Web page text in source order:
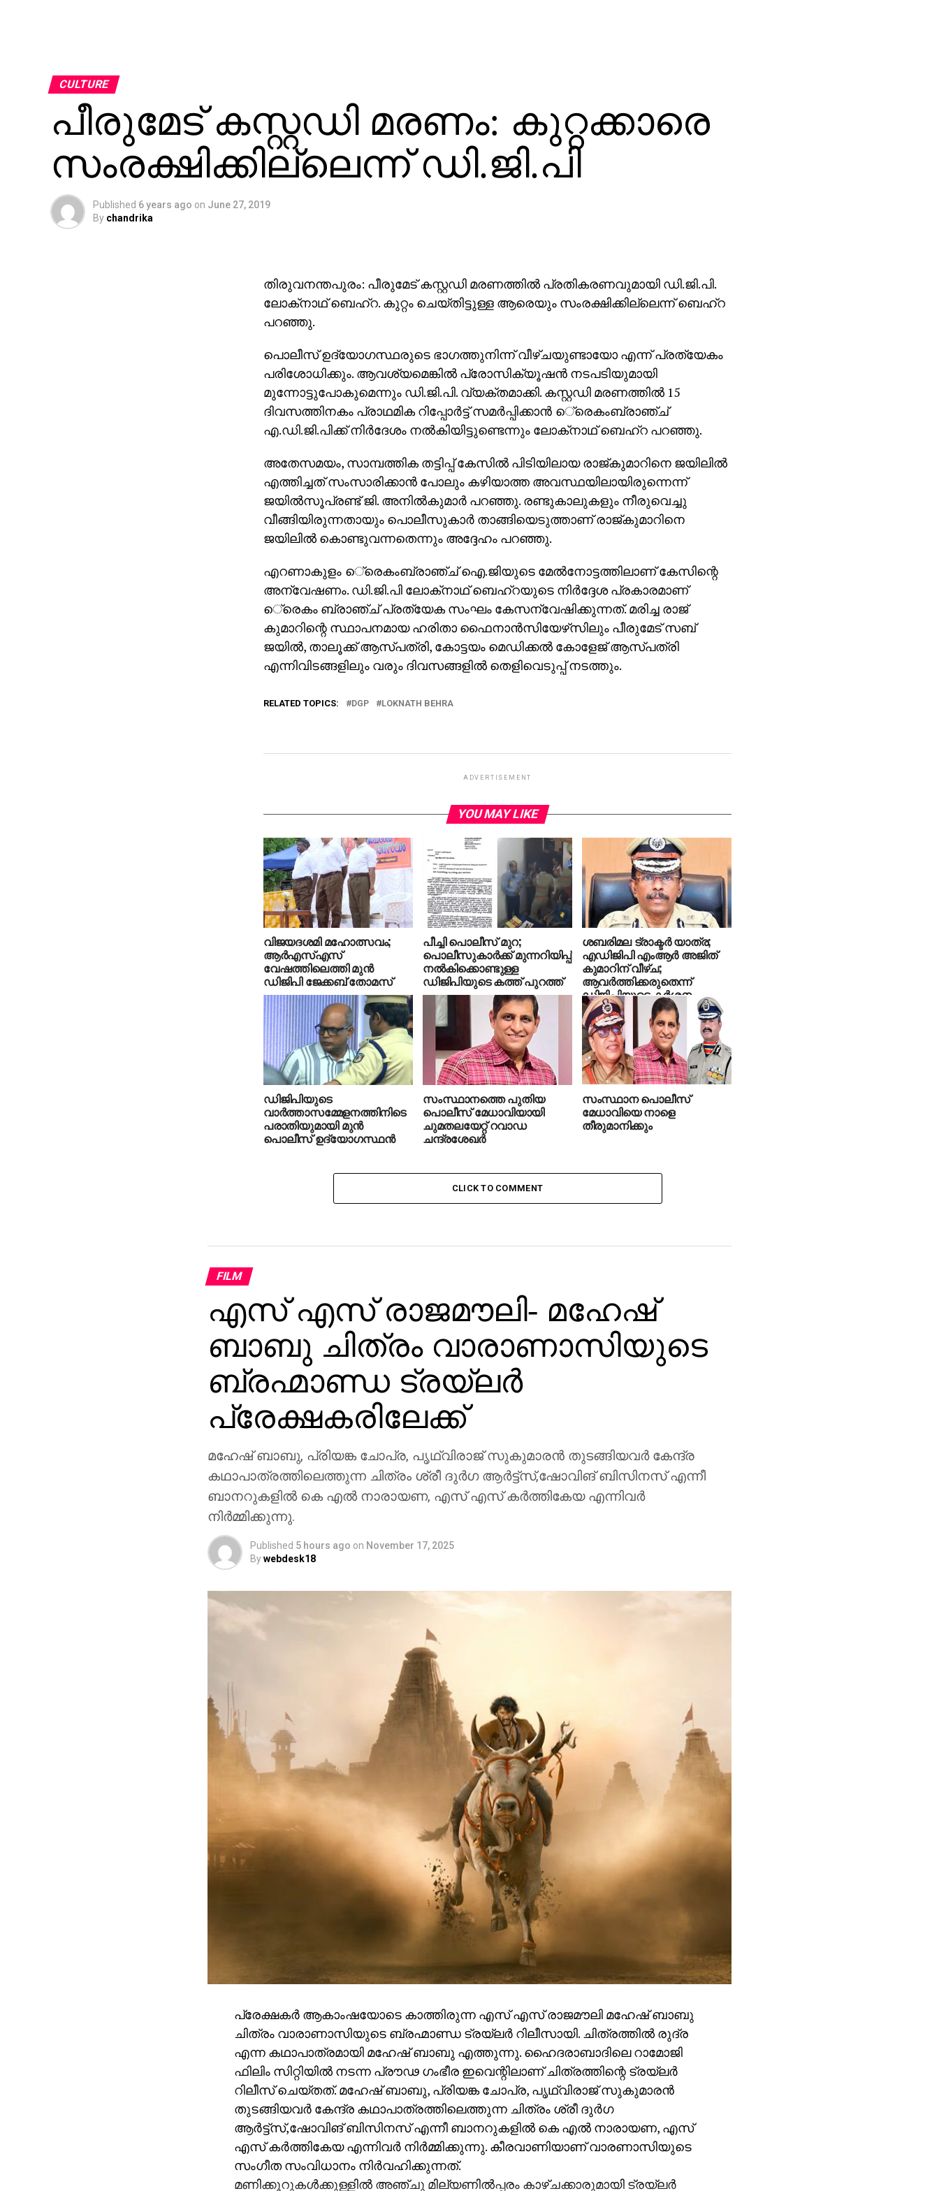
CULTURE
പീരുമേട് കസ്റ്റഡി മരണം: കുറ്റക്കാരെ
സംരക്ഷിക്കില്ലെന്ന് ഡി.ജി.പി
Published 6 years ago on June 27, 2019
By chandrika
തിരുവനന്തപുരം: പീരുമേട് കസ്റ്റഡി മരണത്തില്‍ പ്രതികരണവുമായി ഡി.ജി.പി.
ലോക്‌നാഥ് ബെഹ്‌റ. കുറ്റം ചെയ്തിട്ടുള്ള ആരെയും സംരക്ഷിക്കില്ലെന്ന് ബെഹ്‌റ
പറഞ്ഞു.
പൊലീസ് ഉദ്യോഗസ്ഥരുടെ ഭാഗത്തുനിന്ന് വീഴ്ചയുണ്ടായോ എന്ന് പ്രത്യേകം
പരിശോധിക്കും. ആവശ്യമെങ്കില്‍ പ്രോസിക്യൂഷന്‍ നടപടിയുമായി
മുന്നോട്ടുപോകുമെന്നും ഡി.ജി.പി. വ്യക്തമാക്കി. കസ്റ്റഡി മരണത്തില്‍ 15
ദിവസത്തിനകം പ്രാഥമിക റിപ്പോര്‍ട്ട് സമര്‍പ്പിക്കാന്‍ െ്രെകംബ്രാഞ്ച്
എ.ഡി.ജി.പിക്ക് നിര്‍ദേശം നല്‍കിയിട്ടുണ്ടെന്നും ലോക്‌നാഥ് ബെഹ്‌റ പറഞ്ഞു.
അതേസമയം, സാമ്പത്തിക തട്ടിപ്പ് കേസില്‍ പിടിയിലായ രാജ്കുമാറിനെ ജയിലില്‍
എത്തിച്ചത് സംസാരിക്കാന്‍ പോലും കഴിയാത്ത അവസ്ഥയിലായിരുന്നെന്ന്
ജയില്‍സൂപ്രണ്ട് ജി. അനില്‍കുമാര്‍ പറഞ്ഞു. രണ്ടുകാലുകളും നീരുവെച്ചു
വീങ്ങിയിരുന്നതായും പൊലീസുകാര്‍ താങ്ങിയെടുത്താണ് രാജ്കുമാറിനെ
ജയിലില്‍ കൊണ്ടുവന്നതെന്നും അദ്ദേഹം പറഞ്ഞു.
എറണാകുളം െ്രെകംബ്രാഞ്ച് ഐ.ജിയുടെ മേല്‍നോട്ടത്തിലാണ് കേസിന്റെ
അന്വേഷണം. ഡി.ജി.പി ലോക്‌നാഥ് ബെഹ്‌റയുടെ നിര്‍ദ്ദേശ പ്രകാരമാണ്
െ്രെകം ബ്രാഞ്ച് പ്രത്യേക സംഘം കേസന്വേഷിക്കുന്നത്. മരിച്ച രാജ്
കുമാറിന്റെ സ്ഥാപനമായ ഹരിതാ ഫൈനാന്‍സിയേഴ്‌സിലും പീരുമേട് സബ്
ജയില്‍, താലൂക്ക് ആസ്പത്രി, കോട്ടയം മെഡിക്കല്‍ കോളേജ് ആസ്പത്രി
എന്നിവിടങ്ങളിലും വരും ദിവസങ്ങളില്‍ തെളിവെടുപ്പ് നടത്തും.
RELATED TOPICS: DGP LOKNATH BEHRA
ADVERTISEMENT
YOU MAY LIKE
വിജയദശമി മഹോത്സവം;
ആര്‍എസ്എസ്
വേഷത്തിലെത്തി മുന്‍
ഡിജിപി ജേക്കബ് തോമസ്
പീച്ചി പൊലീസ് മുറ;
പൊലീസുകാര്‍ക്ക് മുന്നറിയിപ്പ്
നല്‍കിക്കൊണ്ടുള്ള
ഡിജിപിയുടെ കത്ത് പുറത്ത്
ശബരിമല ട്രാക്ടര്‍ യാത്ര;
എഡിജിപി എംആര്‍ അജിത്
കുമാറിന് വീഴ്ച;
ആവര്‍ത്തിക്കരുതെന്ന്
ഡിജിപിയുടെ കര്‍ശന
നിര്‍ദേശം
ഡിജിപിയുടെ
വാര്‍ത്താസമ്മേളനത്തിനിടെ
പരാതിയുമായി മുന്‍
പൊലീസ് ഉദ്യോഗസ്ഥന്‍
സംസ്ഥാനത്തെ പുതിയ
പൊലീസ് മേധാവിയായി
ചുമതലയേറ്റ് റവാഡ
ചന്ദ്രശേഖര്‍
സംസ്ഥാന പൊലീസ്
മേധാവിയെ നാളെ
തീരുമാനിക്കും
CLICK TO COMMENT
FILM
എസ് എസ് രാജമൗലി- മഹേഷ്
ബാബു ചിത്രം വാരാണാസിയുടെ
ബ്രഹ്മാണ്ഡ ട്രയ്ലർ
പ്രേക്ഷകരിലേക്ക്
മഹേഷ് ബാബു, പ്രിയങ്ക ചോപ്ര, പൃഥ്വിരാജ് സുകുമാരൻ തുടങ്ങിയവർ കേന്ദ്ര
കഥാപാത്രത്തിലെത്തുന്ന ചിത്രം ശ്രീ ദുർഗ ആർട്ട്സ്,ഷോവിങ് ബിസിനസ് എന്നീ
ബാനറുകളിൽ കെ എൽ നാരായണ, എസ് എസ് കർത്തികേയ എന്നിവർ
നിർമ്മിക്കുന്നു.
Published 5 hours ago on November 17, 2025
Bywebdesk18
പ്രേക്ഷകർ ആകാംഷയോടെ കാത്തിരുന്ന എസ് എസ് രാജമൗലി മഹേഷ് ബാബു
ചിത്രം വാരാണാസിയുടെ ബ്രഹ്മാണ്ഡ ട്രയ്ലർ റിലീസായി. ചിത്രത്തിൽ രുദ്ര
എന്ന കഥാപാത്രമായി മഹേഷ് ബാബു എത്തുന്നു. ഹൈദരാബാദിലെ റാമോജി
ഫിലിം സിറ്റിയിൽ നടന്ന പ്രൗഢ ഗംഭീര ഇവെന്റിലാണ് ചിത്രത്തിന്റെ ട്രയ്ലർ
റിലീസ് ചെയ്തത്. മഹേഷ് ബാബു, പ്രിയങ്ക ചോപ്ര, പൃഥ്വിരാജ് സുകുമാരൻ
തുടങ്ങിയവർ കേന്ദ്ര കഥാപാത്രത്തിലെത്തുന്ന ചിത്രം ശ്രീ ദുർഗ
ആർട്ട്സ്,ഷോവിങ് ബിസിനസ് എന്നീ ബാനറുകളിൽ കെ എൽ നാരായണ, എസ്
എസ് കർത്തികേയ എന്നിവർ നിർമ്മിക്കുന്നു. കീരവാണിയാണ് വാരണാസിയുടെ
സംഗീത സംവിധാനം നിർവഹിക്കുന്നത്.
മണിക്കൂറുകൾക്കുള്ളിൽ അഞ്ചു മില്യണിൽപ്പരം കാഴ്ചക്കാരുമായി ട്രയ്ലർ